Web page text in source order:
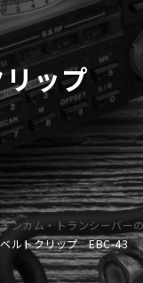
ップ
ンカム・トランシーバー
ベルトクリップ EBC-43